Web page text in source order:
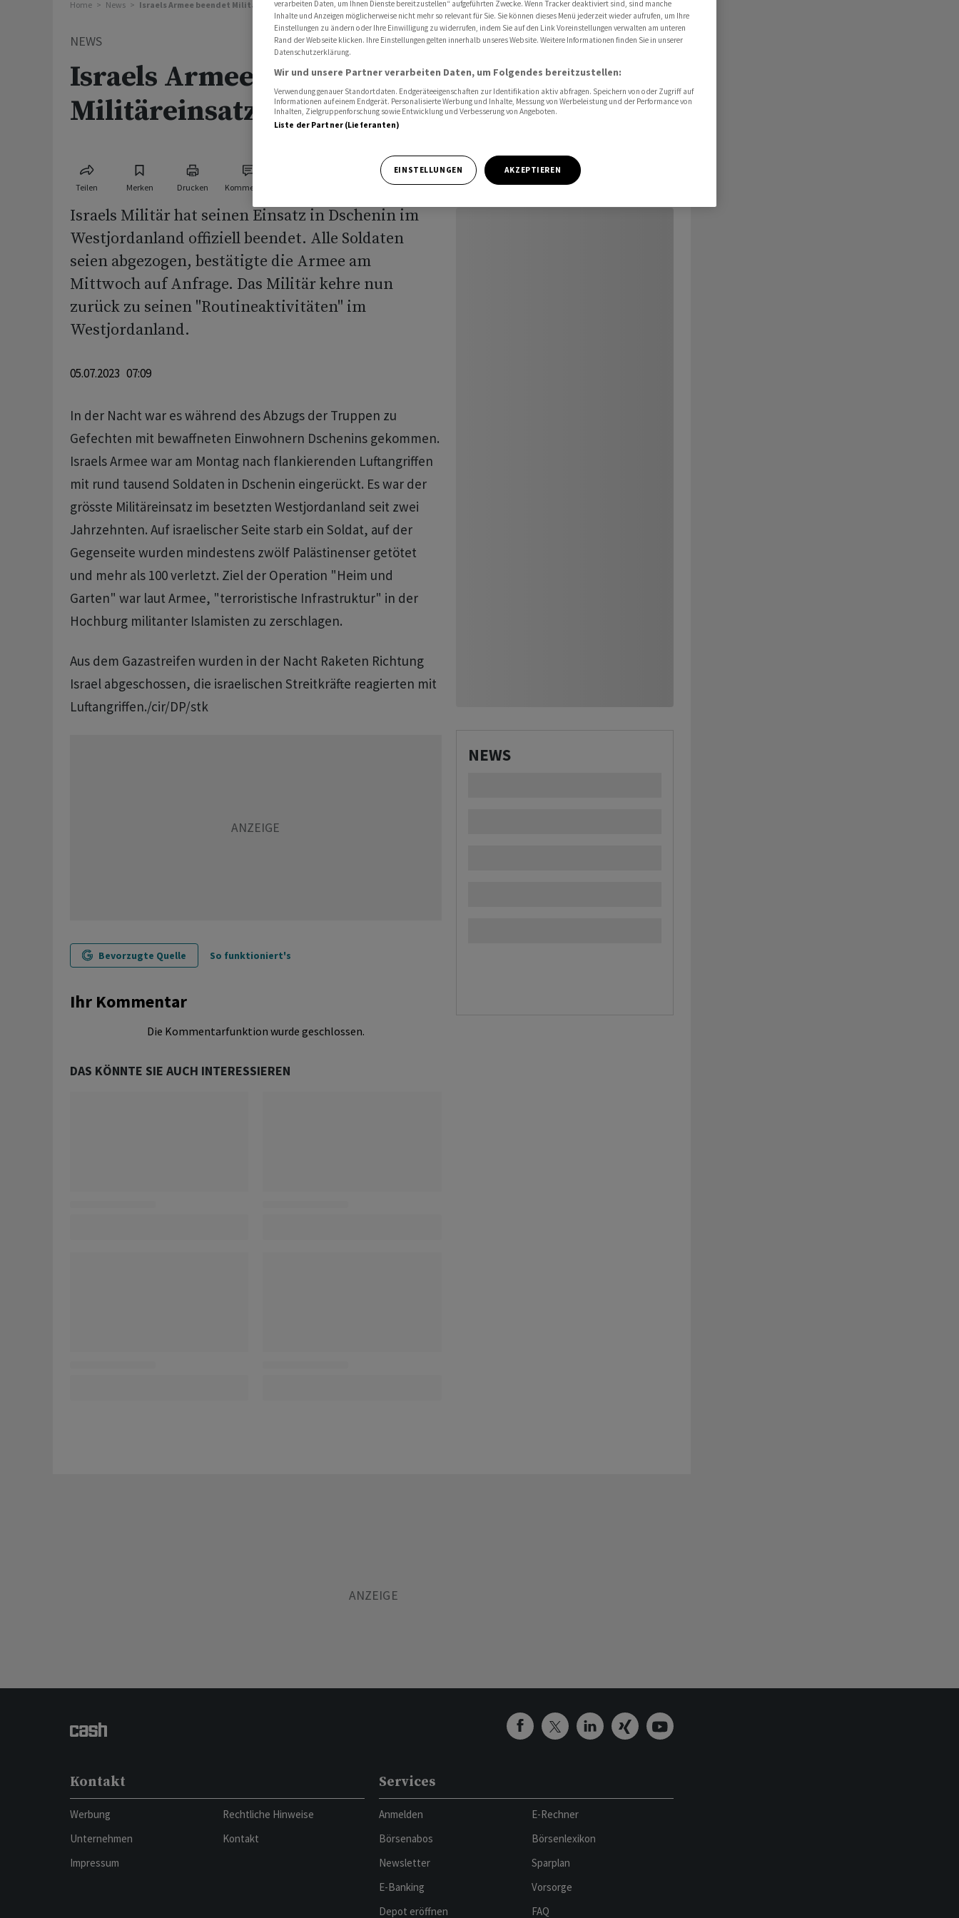
Home News Israels Armee beendet Militäreinsatz in Dschenin
NEWS
Israels Armee beendet
Militäreinsatz in Dschenin
Teilen Merken Drucken Kommentare
Israels Militär hat seinen Einsatz in Dschenin im
Westjordanland offiziell beendet. Alle Soldaten
seien abgezogen, bestätigte die Armee am
Mittwoch auf Anfrage. Das Militär kehre nun
zurück zu seinen "Routineaktivitäten" im
Westjordanland.
05.07.2023 07:09
In der Nacht war es während des Abzugs der Truppen zu
Gefechten mit bewaffneten Einwohnern Dschenins gekommen.
Israels Armee war am Montag nach flankierenden Luftangriffen
mit rund tausend Soldaten in Dschenin eingerückt. Es war der
grösste Militäreinsatz im besetzten Westjordanland seit zwei
Jahrzehnten. Auf israelischer Seite starb ein Soldat, auf der
Gegenseite wurden mindestens zwölf Palästinenser getötet
und mehr als 100 verletzt. Ziel der Operation "Heim und
Garten" war laut Armee, "terroristische Infrastruktur" in der
Hochburg militanter Islamisten zu zerschlagen.
Aus dem Gazastreifen wurden in der Nacht Raketen Richtung
Israel abgeschossen, die israelischen Streitkräfte reagierten mit
Luftangriffen./cir/DP/stk
Bevorzugte Quelle So funktioniert's
Ihr Kommentar
Die Kommentarfunktion wurde geschlossen.
DAS KÖNNTE SIE AUCH INTERESSIEREN
NEWS
Kontakt
Werbung
Unternehmen
Impressum
Rechtliche Hinweise
Kontakt
Services
Anmelden
Börsenabos
Newsletter
E-Banking
Depot eröffnen
E-Rechner
Börsenlexikon
Sparplan
Vorsorge
FAQ
verarbeiten Daten, um Ihnen Dienste bereitzustellen“ aufgeführten Zwecke. Wenn Tracker deaktiviert sind, sind manche
Inhalte und Anzeigen möglicherweise nicht mehr so relevant für Sie. Sie können dieses Menü jederzeit wieder aufrufen, um Ihre
Einstellungen zu ändern oder Ihre Einwilligung zu widerrufen, indem Sie auf den Link Voreinstellungen verwalten am unteren
Rand der Webseite klicken. Ihre Einstellungen gelten innerhalb unseres Website. Weitere Informationen finden Sie in unserer
Datenschutzerklärung.
Wir und unsere Partner verarbeiten Daten, um Folgendes bereitzustellen:
Verwendung genauer Standortdaten. Endgeräteeigenschaften zur Identifikation aktiv abfragen. Speichern von oder Zugriff auf
Informationen auf einem Endgerät. Personalisierte Werbung und Inhalte, Messung von Werbeleistung und der Performance von
Inhalten, Zielgruppenforschung sowie Entwicklung und Verbesserung von Angeboten.
Liste der Partner (Lieferanten)
EINSTELLUNGEN AKZEPTIEREN